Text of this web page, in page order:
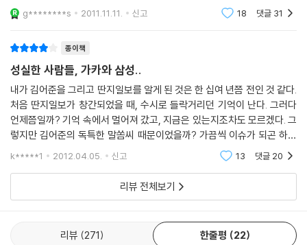
와 정책을 갖고도 엘리트 의식이 빚어낸 대중 언어의 부재로 대중에게 다
가가지 못하는 진보 정당의 폐부를 후벼 파고, 스스로 노무현 대통령의 지
지자임을 자처하면서 국민참여당에게 괴물의 탄생이라 칭하는 것은, 결국
문재인, 심상정, 이정희, 노회찬, 유시민 등과 같은 인물들이 다 함께 나서
서 대중적 지지를 끌어냈으면 하는 바람이기 때문이다. 그렇다면, 무조건
이길 수 있다는 것이다.
프레임 밖에서 싸우기
그래서 어쩔 것이냐. 《닥치고 정치》는 ‘할 수 있다!’라는 구호에서 멈추거
나, 맥 빠지는 선동으로 끝나지 않는다. 김어준은 기존 정치권에서 전혀 듣
도 보도 못한 새로운 ‘정치’가 나타나 세상을 바꿀 수 있다는 희망의 근거를
제시한다. 그 사례가 바로 현재 진행 중인 [나는 꼼수다] 광풍이다. 이 책의
인터뷰와 비슷한 시기에 시작된 [나는 꼼수다]의 인기몰이는 김어준이 말
하고 있는 변화 가능성이 현실화된 사례다. 시대정신과 기술의 진보가 마
고 자부했었는데 지금의 나에 비한다면 과거의 나는 정치에 관심 있는 것
도 아니었
g********s 2011.11.11. 신고 18 댓글 31
종이책
성실한 사람들, 가카와 삼성..
내가 김어준을 그리고 딴지일보를 알게 된 것은 한 십여 년쯤 전인 것 같다.
처음 딴지일보가 창간되었을 때, 수시로 들락거리던 기억이 난다. 그러다
언제쯤일까? 기억 속에서 멀어져 갔고, 지금은 있는지조차도 모르겠다. 그
렇지만 김어준의 독특한 말쏨씨 때문이었을까? 가끔씩 이슈가 되곤 하던
그를, 그냥 그러는가 보다 하고만 있었는데 이 책에서 처음으로 만났다. 이
k*****1 2012.04.05. 신고 13 댓글 20
리뷰 전체보기
리뷰 271 한줄평 22